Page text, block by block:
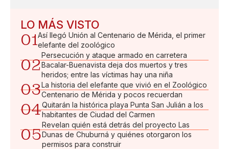
LO MÁS VISTO
01Así llegó Unión al Centenario de Mérida, el primer
elefante del zoológico
02
Persecución y ataque armado en carretera
Bacalar-Buenavista deja dos muertos y tres
heridos; entre las víctimas hay una niña
03La historia del elefante que vivió en el Zoológico
Centenario de Mérida y pocos recuerdan
04Quitarán la histórica playa Punta San Julián a los
habitantes de Ciudad del Carmen
05
Revelan quién está detrás del proyecto Las
Dunas de Chuburná y quiénes otorgaron los
permisos para construir